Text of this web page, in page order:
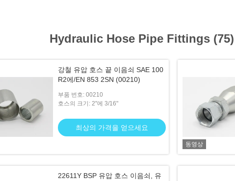
Hydraulic Hose Pipe Fittings (75)
강철 유압 호스 끝 이음쇠 SAE 100
R2에/EN 853 2SN (00210)
부품 번호: 00210
호스의 크기: 2"에 3/16"
최상의 가격을 얻으세요
동영상
22611Y BSP 유압 호스 이음쇠, 유